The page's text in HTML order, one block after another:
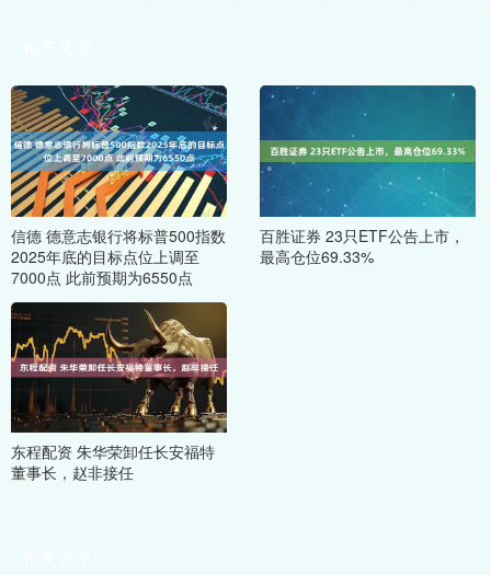
信德 德意志银行将标普500指数
2025年底的目标点位上调至
7000点 此前预期为6550点
百胜证券 23只ETF公告上市，
最高仓位69.33%
东程配资 朱华荣卸任长安福特
董事长，赵非接任